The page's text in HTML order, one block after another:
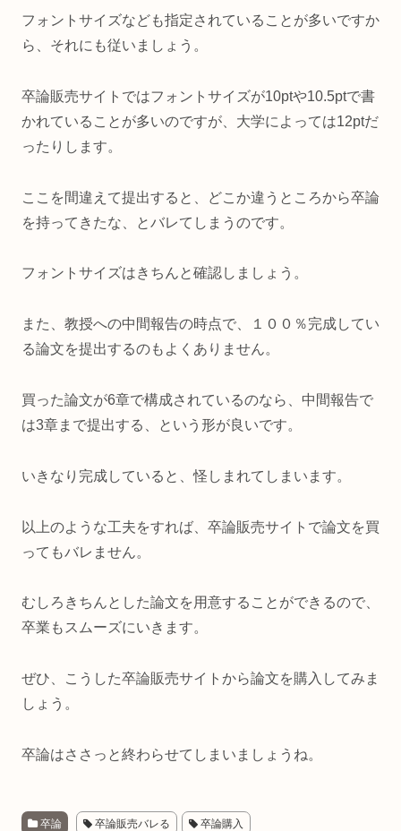
フォントサイズなども指定されていることが多いですか
ら、それにも従いましょう。
卒論販売サイトではフォントサイズが10ptや10.5ptで書
かれていることが多いのですが、大学によっては12ptだ
ったりします。
ここを間違えて提出すると、どこか違うところから卒論
を持ってきたな、とバレてしまうのです。
フォントサイズはきちんと確認しましょう。
また、教授への中間報告の時点で、１００％完成してい
る論文を提出するのもよくありません。
買った論文が6章で構成されているのなら、中間報告で
は3章まで提出する、という形が良いです。
いきなり完成していると、怪しまれてしまいます。
以上のような工夫をすれば、卒論販売サイトで論文を買
ってもバレません。
むしろきちんとした論文を用意することができるので、
卒業もスムーズにいきます。
ぜひ、こうした卒論販売サイトから論文を購入してみま
しょう。
卒論はささっと終わらせてしまいましょうね。
卒論 卒論販売バレる 卒論購入